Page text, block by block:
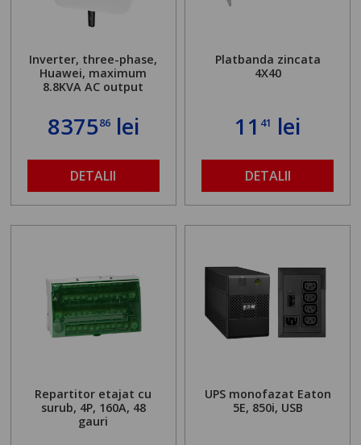
Inverter, three-phase,
Huawei, maximum
8.8KVA AC output
837586lei
DETALII
Platbanda zincata
4X40
11 41 lei
DETALII
Repartitor etajat cu
surub, 4P, 160A, 48
gauri
UPS monofazat Eaton
5E, 850i, USB